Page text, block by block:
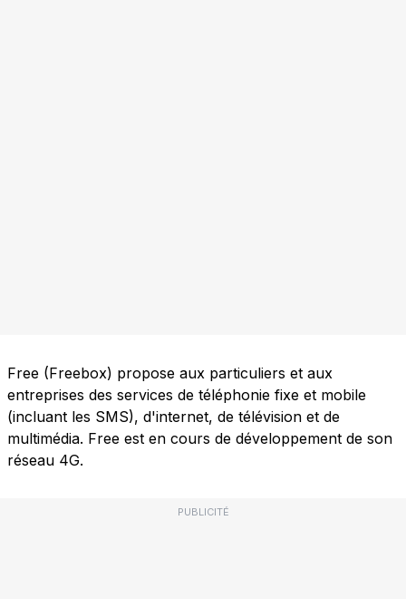
Free (Freebox) propose aux particuliers et aux
entreprises des services de téléphonie fixe et mobile
(incluant les SMS), d'internet, de télévision et de
multimédia. Free est en cours de développement de son
réseau 4G.
PUBLICITÉ